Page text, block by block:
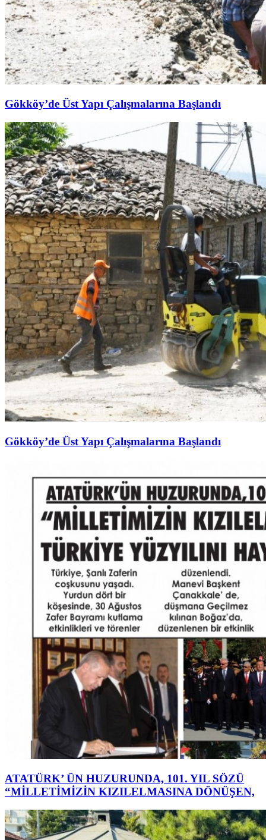
Gökköy’de Üst Yapı Çalışmalarına Başlandı
Gökköy’de Üst Yapı Çalışmalarına Başlandı
ATATÜRK’ ÜN HUZURUNDA, 101. YIL SÖZÜ
“MİLLETİMİZİN KIZILELMASINA DÖNÜŞEN,